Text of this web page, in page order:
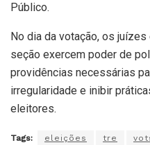
Público.
No dia da votação, os
seção exercem poder de
providências necessárias
irregularidade e inibir
eleitores.
Tags: eleições tre